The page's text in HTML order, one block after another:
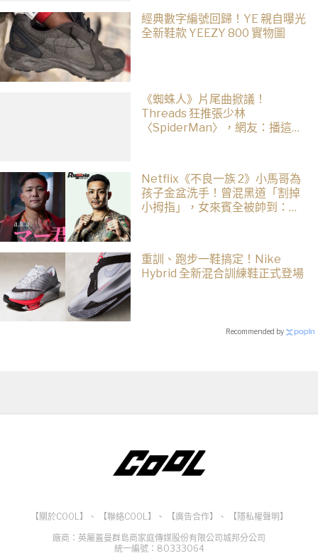
經典數字編號回歸！YE 親自曝光
全新鞋款 YEEZY 800 實物圖
《蜘蛛人》片尾曲掀議！
Threads 狂推張少林
〈SpiderMan〉，網友：播這個
Netflix《不良一族 2》小馬哥為
孩子金盆洗手！曾混黑道「割掉
小拇指」，女來賓全被帥到：超
重訓、跑步一鞋搞定！Nike
Hybrid 全新混合訓練鞋正式登場
Recommended by
【關於COOL】 、 【聯絡COOL】 、 【廣告合作】 、
【隱私權聲明】
廠商：英屬蓋曼群島商家庭傳媒股份有限公司城邦分公司
統一編號：80333064